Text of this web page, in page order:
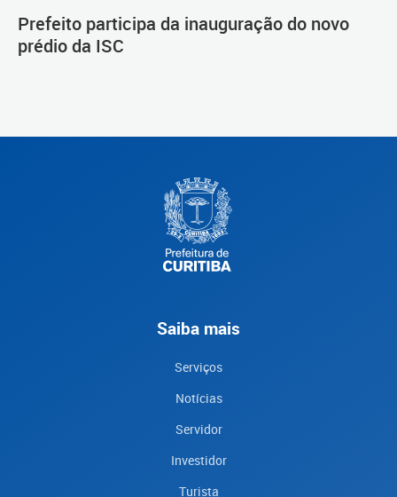
Prefeito participa da inauguração do novo
prédio da ISC
Saiba mais
Serviços
Notícias
Servidor
Investidor
Turista